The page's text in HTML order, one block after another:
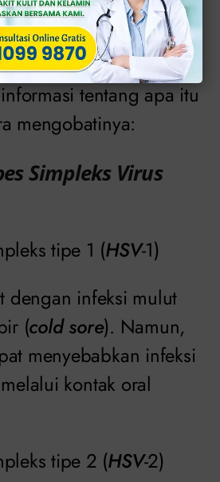
tentang apa itu
mengobatinya:
Simpleks Virus
tipe 1 (HSV-1)
dengan infeksi mulut
(cold sore). Namun,
menyebabkan infeksi
kontak oral
tipe 2 (HSV-2)